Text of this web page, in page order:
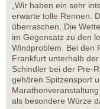
„Wir haben ein sehr
erwarte tolle Rennen.
überraschen. Die
im Gegensatz zu den
Windproblem. Bei den
Frankfurt unterhalb
Schindler bei der Pre-
gehören Spitzensport
als besondere Würze